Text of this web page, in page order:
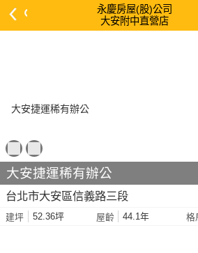
永慶房屋(股)公司
大安附中直營店
依
依
大安捷運稀有辦公
台北市大安區信義路三段
建坪 52.36坪 屋齡 44.1年 格